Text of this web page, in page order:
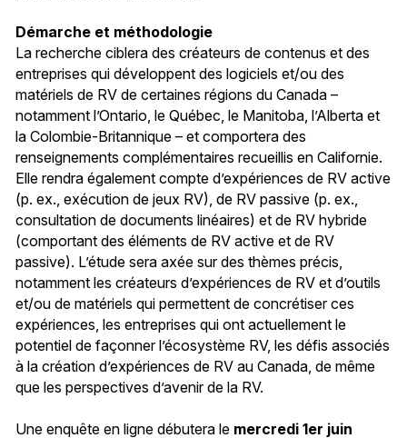
Démarche et méthodologie
La recherche ciblera des créateurs de contenus et des
entreprises qui développent des logiciels et/ou des
matériels de RV de certaines régions du Canada –
notamment l’Ontario, le Québec, le Manitoba, l’Alberta et
la Colombie-Britannique – et comportera des
renseignements complémentaires recueillis en Californie.
Elle rendra également compte d’expériences de RV active
(p. ex., exécution de jeux RV), de RV passive (p. ex.,
consultation de documents linéaires) et de RV hybride
(comportant des éléments de RV active et de RV
passive). L’étude sera axée sur des thèmes précis,
notamment les créateurs d’expériences de RV et d’outils
et/ou de matériels qui permettent de concrétiser ces
expériences, les entreprises qui ont actuellement le
potentiel de façonner l’écosystème RV, les défis associés
à la création d’expériences de RV au Canada, de même
que les perspectives d’avenir de la RV.
Une enquête en ligne débutera le mercredi 1er juin